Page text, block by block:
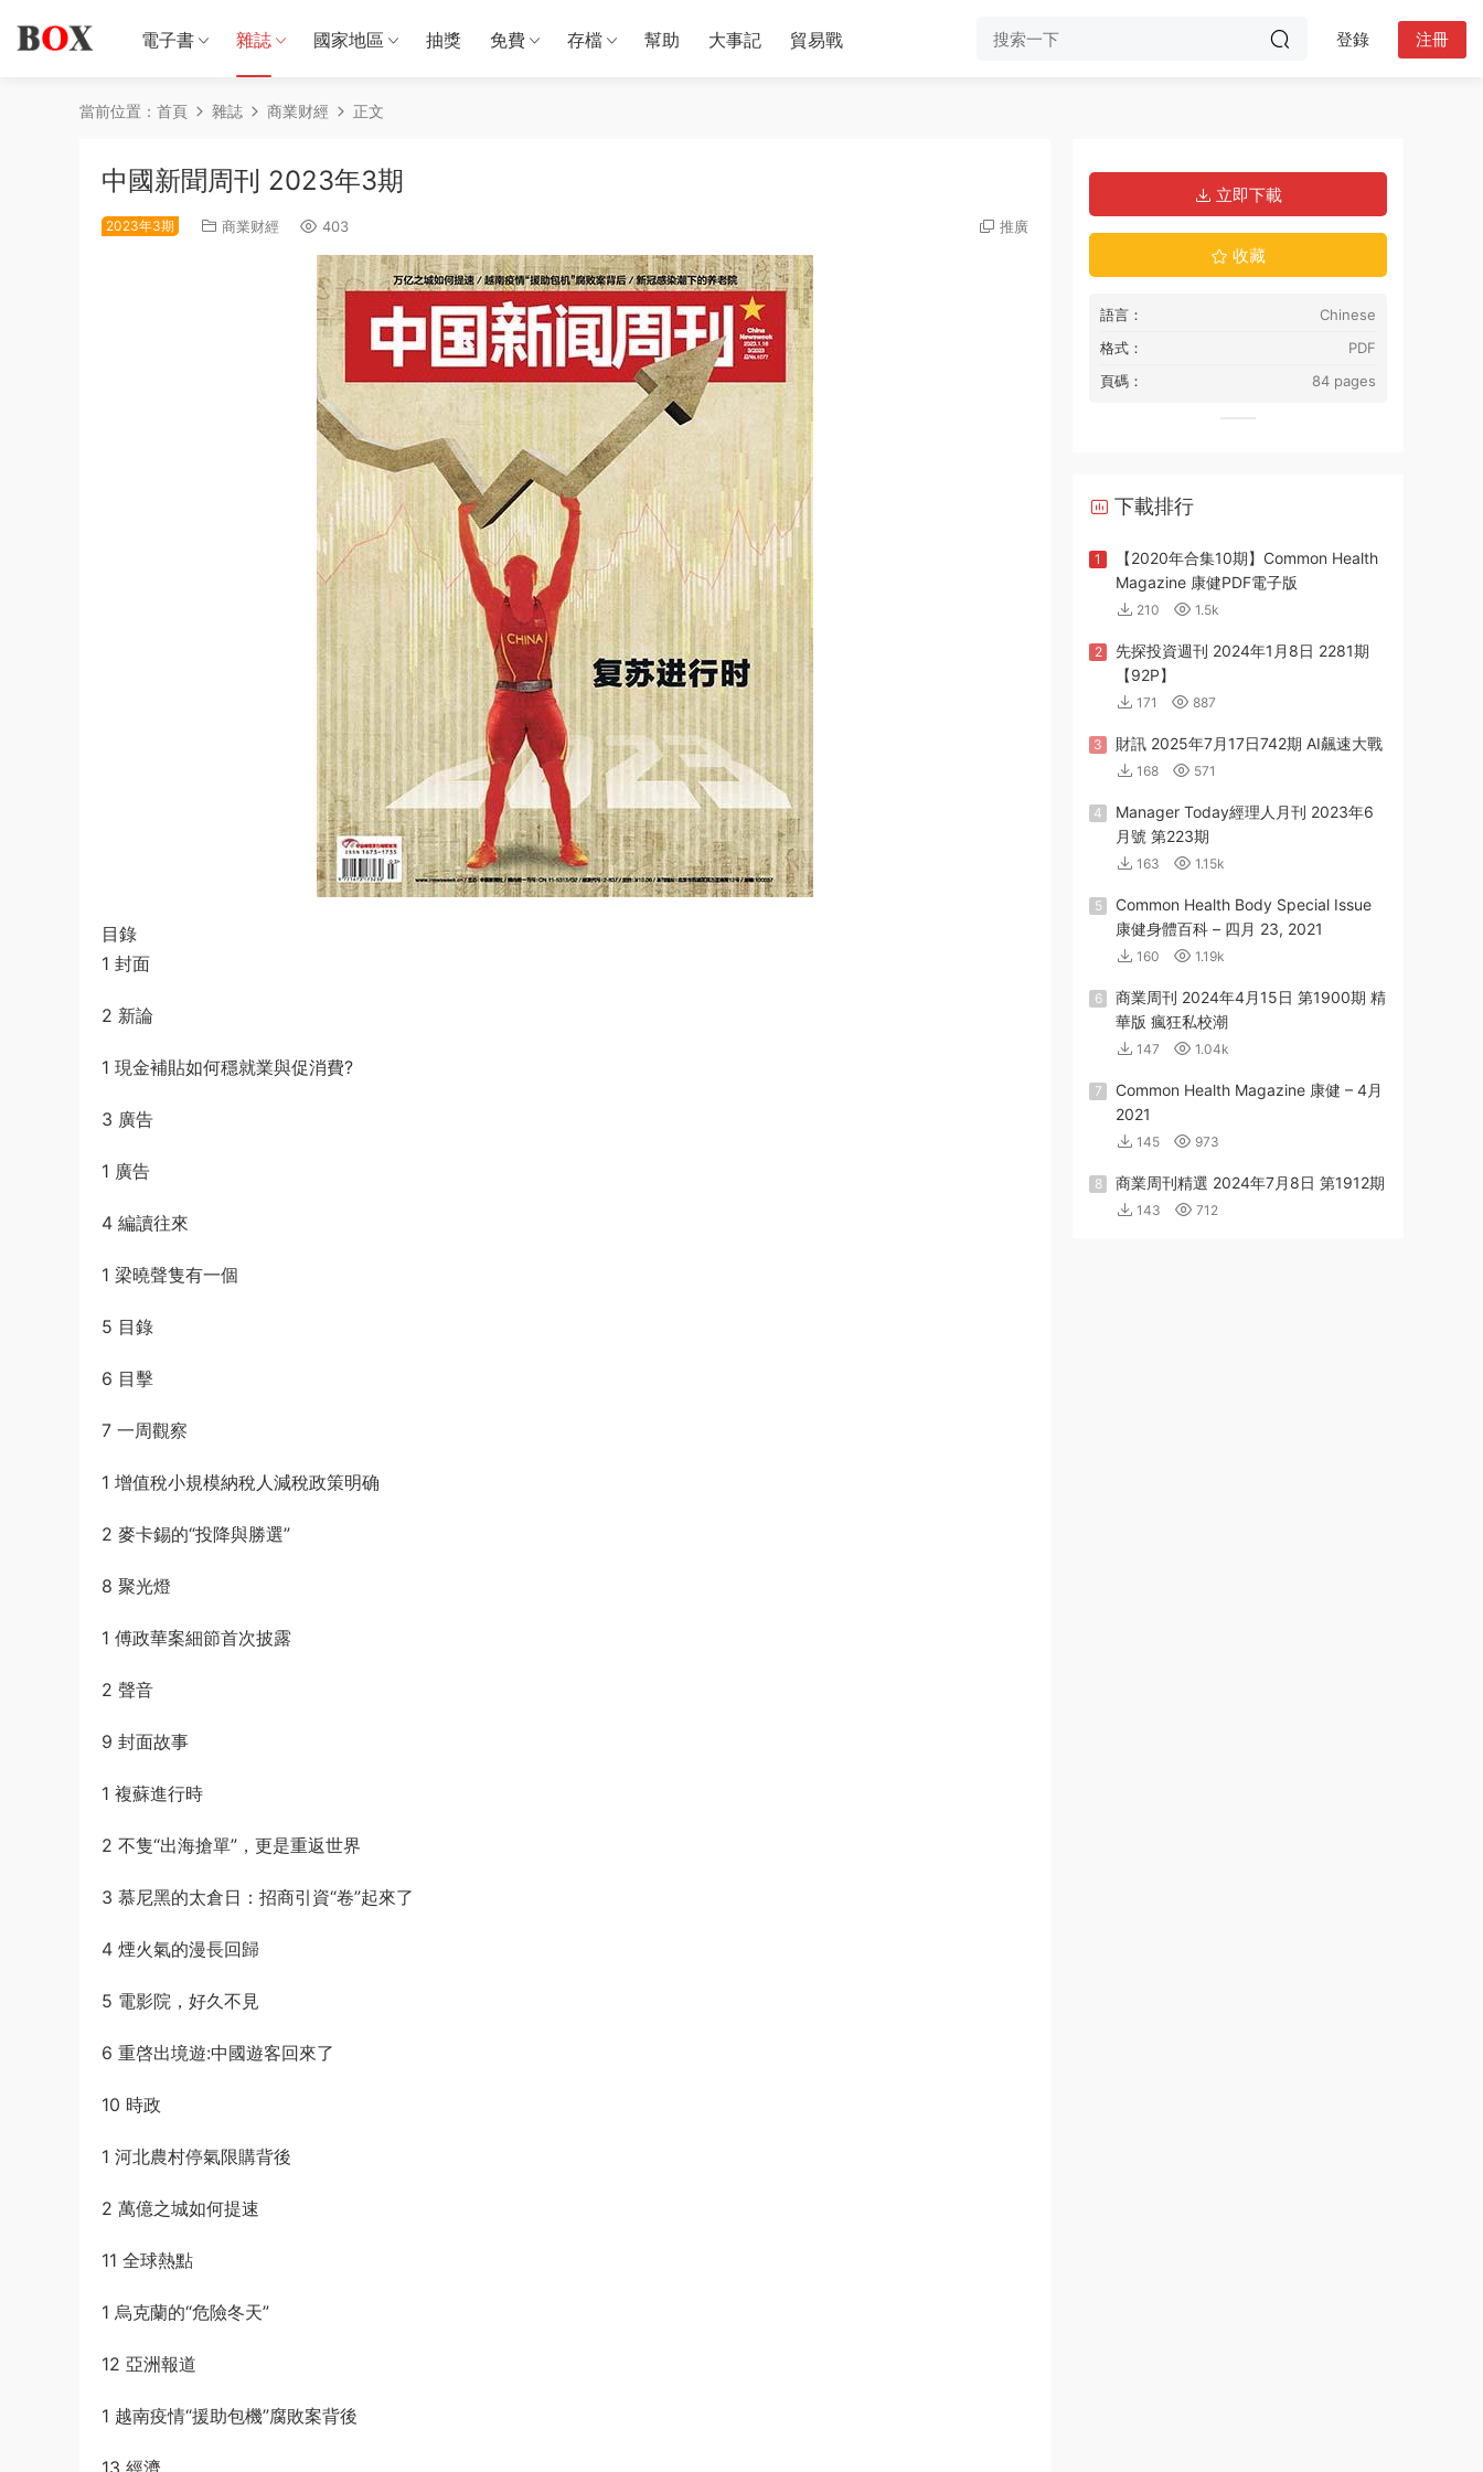
電子書 雜誌 國家地區 抽獎 免費 存檔 幫助 大事記 貿易戰 登錄 注冊
當前位置： 首頁 雜誌 商業财經 正文
中國新聞周刊 2023年3期
2023年3期 商業财經 403 推廣
目錄
1 封面
2 新論
1 現金補貼如何穩就業與促消費?
3 廣告
1 廣告
4 編讀往來
1 梁曉聲隻有一個
5 目錄
6 目擊
7 一周觀察
1 增值稅小規模納稅人減稅政策明确
2 麥卡錫的“投降與勝選”
8 聚光燈
1 傅政華案細節首次披露
2 聲音
9 封面故事
1 複蘇進行時
2 不隻“出海搶單”，更是重返世界
3 慕尼黑的太倉日：招商引資“卷”起來了
4 煙火氣的漫長回歸
5 電影院，好久不見
6 重啓出境遊:中國遊客回來了
10 時政
1 河北農村停氣限購背後
2 萬億之城如何提速
11 全球熱點
1 烏克蘭的“危險冬天”
12 亞洲報道
1 越南疫情“援助包機”腐敗案背後
13 經濟
立即下載
收藏
語言：
Chinese
格式：
PDF
頁碼：
84 pages
下載排行
1
【2020年合集10期】Common Health
Magazine 康健PDF電子版
210 1.5k
2
先探投資週刊 2024年1月8日 2281期
【92P】
171 887
3 財訊 2025年7月17日742期 AI飆速大戰
168 571
4
Manager Today經理人月刊 2023年6
月號 第223期
163 1.15k
5
Common Health Body Special Issue
康健身體百科 – 四月 23, 2021
160 1.19k
6
商業周刊 2024年4月15日 第1900期 精
華版 瘋狂私校潮
147 1.04k
7
Common Health Magazine 康健 – 4月
2021
145 973
8 商業周刊精選 2024年7月8日 第1912期
143 712